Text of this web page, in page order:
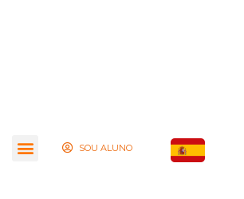
SOU ALUNO